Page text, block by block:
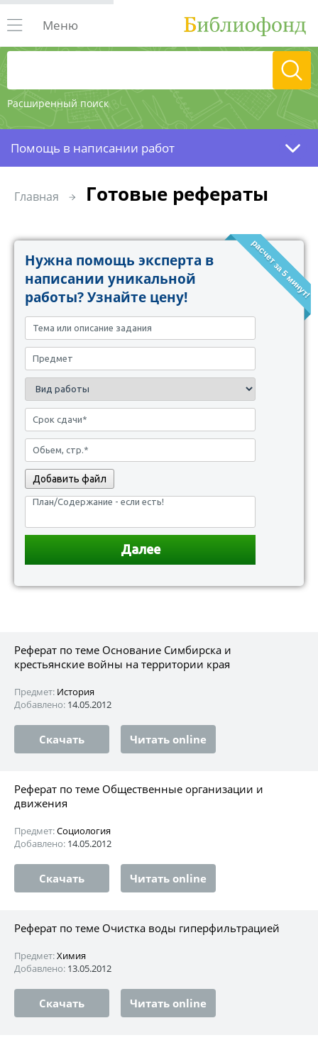
Расширенный поиск
Меню
Помощь в написании работ
Главная Готовые рефераты
расчет за 5 минут!
Нужна помощь эксперта в
написании уникальной
работы? Узнайте цену!
Добавить файл
Реферат по теме Основание Симбирска и
крестьянские войны на территории края
Предмет: История
Добавлено: 14.05.2012
Скачать Читать online
Реферат по теме Общественные организации и
движения
Предмет:Социология
Добавлено: 14.05.2012
Скачать Читать online
Реферат по теме Очистка воды гиперфильтрацией
Предмет:Химия
Добавлено: 13.05.2012
Скачать Читать online